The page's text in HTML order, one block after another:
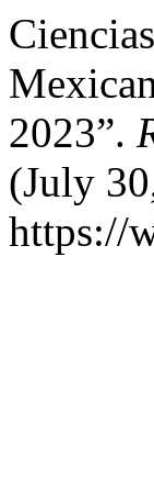
2023”.
(July
https://